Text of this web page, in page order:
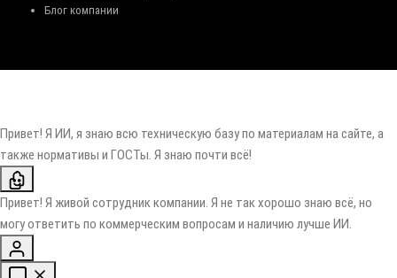
Блог компании
Привет! Я ИИ, я знаю всю техническую базу по материалам на сайте, а
также нормативы и ГОСТы. Я знаю почти всё!
Привет! Я живой сотрудник компании. Я не так хорошо знаю всё, но
могу ответить по коммерческим вопросам и наличию лучше ИИ.